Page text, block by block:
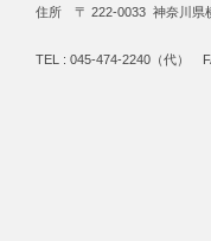
住所 〒 222-0033 神奈川県
TEL : 045-474-2240（代）